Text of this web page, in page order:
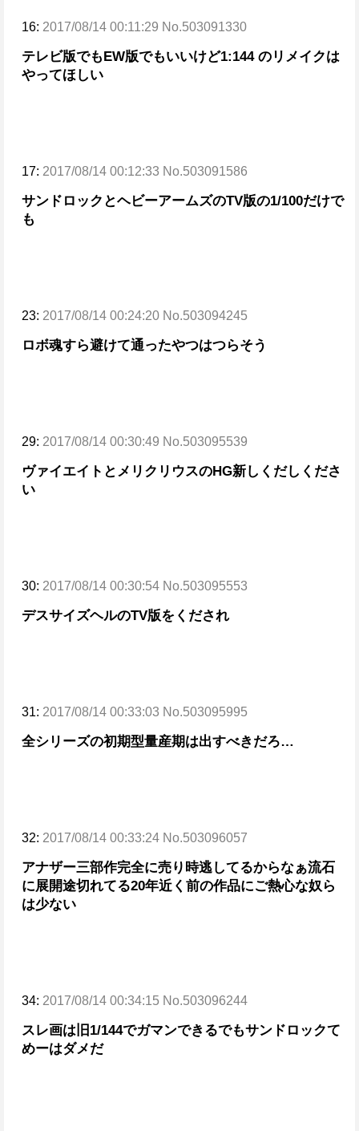
16: 2017/08/14 00:11:29 No.503091330
テレビ版でもEW版でもいいけど1:144 のリメイクは
やってほしい
17: 2017/08/14 00:12:33 No.503091586
サンドロックとヘビーアームズのTV版の1/100だけで
も
23: 2017/08/14 00:24:20 No.503094245
ロボ魂すら避けて通ったやつはつらそう
29: 2017/08/14 00:30:49 No.503095539
ヴァイエイトとメリクリウスのHG新しくだしくださ
い
30: 2017/08/14 00:30:54 No.503095553
デスサイズヘルのTV版をくだされ
31: 2017/08/14 00:33:03 No.503095995
全シリーズの初期型量産期は出すべきだろ…
32: 2017/08/14 00:33:24 No.503096057
アナザー三部作完全に売り時逃してるからなぁ流石
に展開途切れてる20年近く前の作品にご熱心な奴ら
は少ない
34: 2017/08/14 00:34:15 No.503096244
スレ画は旧1/144でガマンできるでもサンドロックて
めーはダメだ